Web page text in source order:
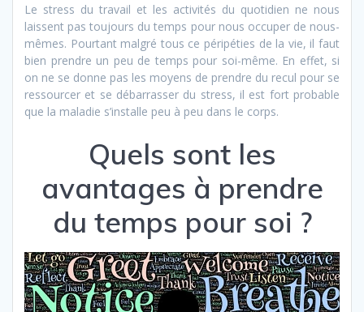
Le stress du travail et les activités du quotidien ne nous
laissent pas toujours du temps pour nous occuper de nous-
mêmes. Pourtant malgré tous ce péripéties de la vie, il faut
bien prendre un peu de temps pour soi-même. En effet, si
on ne se donne pas les moyens de prendre du recul pour se
ressourcer et se débarrasser du stress, il est fort probable
que la maladie s’installe peu à peu dans le corps.
Quels sont les
avantages à prendre
du temps pour soi ?